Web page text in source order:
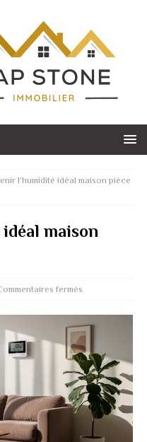
l’humidité idéal maison pièce
maison
fermés